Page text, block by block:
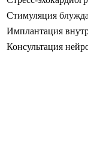
Стимуляция
Имплантация
Консультация